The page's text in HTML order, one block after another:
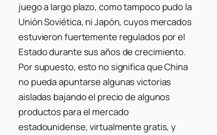
juego a largo plazo, como tampoco pudo la
Unión Soviética, ni Japón, cuyos mercados
estuvieron fuertemente regulados por el
Estado durante sus años de crecimiento.
Por supuesto, esto no significa que China
no pueda apuntarse algunas victorias
aisladas bajando el precio de algunos
productos para el mercado
estadounidense, virtualmente gratis, y